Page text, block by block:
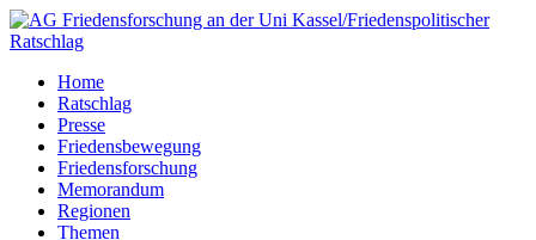
Home
Ratschlag
Presse
Friedensbewegung
Friedensforschung
Memorandum
Regionen
Themen